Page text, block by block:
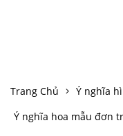
Đặt Lịch Hẹn
Trang Chủ
Ý nghĩa
Ý nghĩa hoa mẫu đơn